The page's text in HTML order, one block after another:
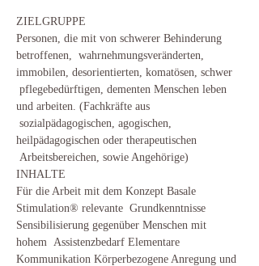
ZIELGRUPPE
Personen, die mit von schwerer Behinderung
betroffenen,  wahrnehmungsveränderten,
immobilen, desorientierten, komatösen, schwer
pflegebedürftigen, dementen Menschen leben
und arbeiten. (Fachkräfte aus
sozialpädagogischen, agogischen,
heilpädagogischen oder therapeutischen
Arbeitsbereichen, sowie Angehörige)
INHALTE
Für die Arbeit mit dem Konzept Basale
Stimulation® relevante  Grundkenntnisse
Sensibilisierung gegenüber Menschen mit
hohem  Assistenzbedarf Elementare
Kommunikation Körperbezogene Anregung und